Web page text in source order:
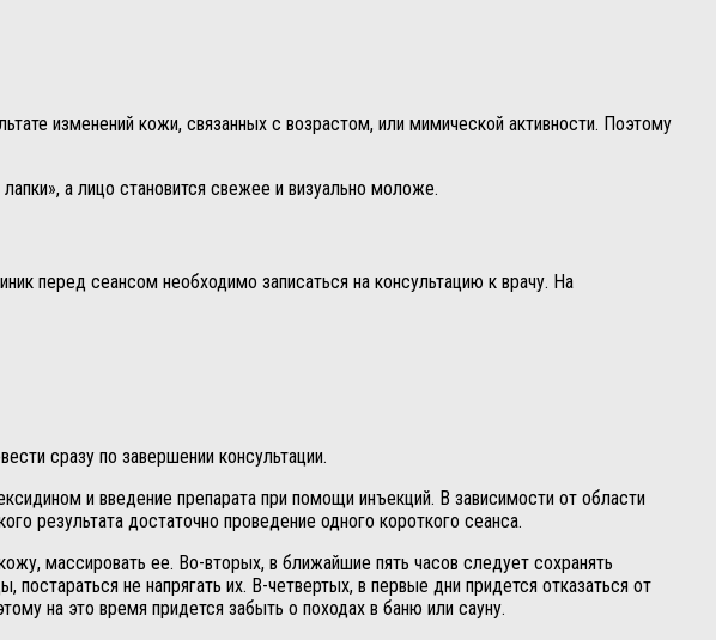
изменений кожи, связанных с возрастом, или мимической активности. Поэтому
а лицо становится свежее и визуально моложе.
перед сеансом необходимо записаться на консультацию к врачу. На
сразу по завершении консультации.
и введение препарата при помощи инъекций. В зависимости от области
результата достаточно проведение одного короткого сеанса.
массировать ее. Во-вторых, в ближайшие пять часов следует сохранять
не напрягать их. В-четвертых, в первые дни придется отказаться от
на это время придется забыть о походах в баню или сауну.